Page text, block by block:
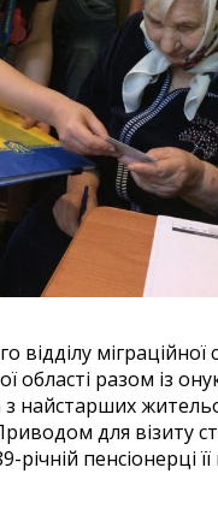
відділу міграційної
області разом із
з найстарших
для візиту
пенсіонерці